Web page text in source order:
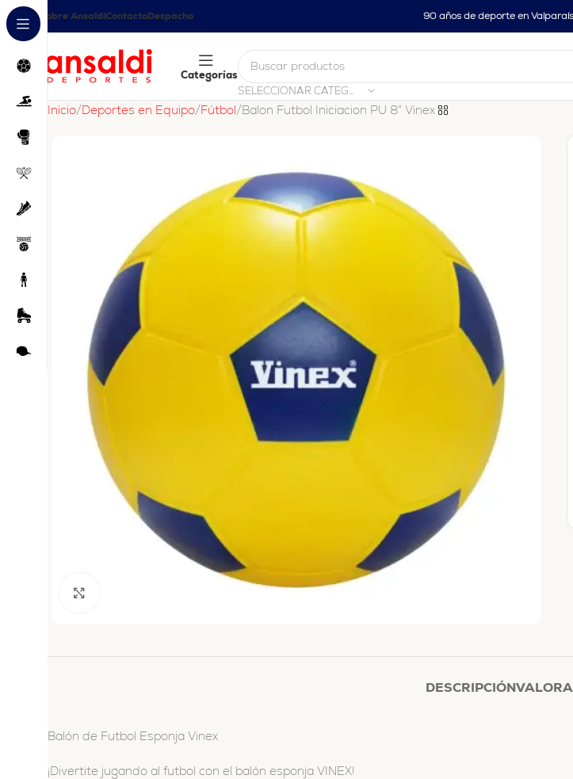
Sobre AnsaldiContactoDespacho 90 años de deporte en
Categorías
SELECCIONAR CATEGORÍA
Inicio Deportes en Equipo Fútbol Balon Futbol Iniciacion PU 8″ Vinex
DESCRIPCIÓN
Balón de Futbol Esponja Vinex
¡Divertite jugando al futbol con el balón esponja VINEX!